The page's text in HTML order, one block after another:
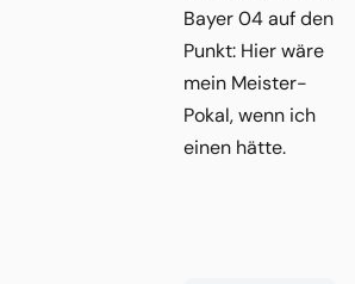
Bayer 04 auf den
Punkt: Hier wäre
mein Meister-
Pokal, wenn ich
einen hätte.